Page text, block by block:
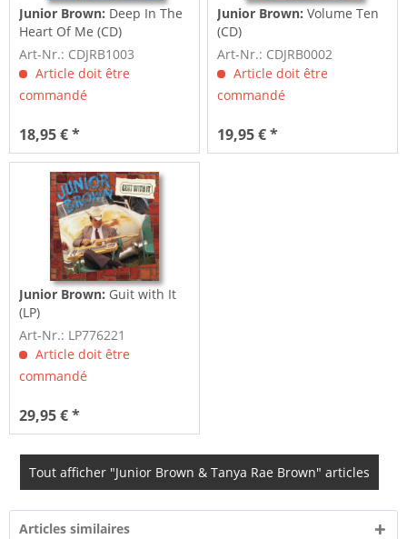
Junior Brown: Deep In The
Heart Of Me (CD)
Art-Nr.: CDJRB1003
Article doit être
commandé
18,95 € *
Junior Brown: Volume Ten
(CD)
Art-Nr.: CDJRB0002
Article doit être
commandé
19,95 € *
Junior Brown: Guit with It
(LP)
Art-Nr.: LP776221
Article doit être
commandé
29,95 € *
Tout afficher "Junior Brown & Tanya Rae Brown" articles
Articles similaires